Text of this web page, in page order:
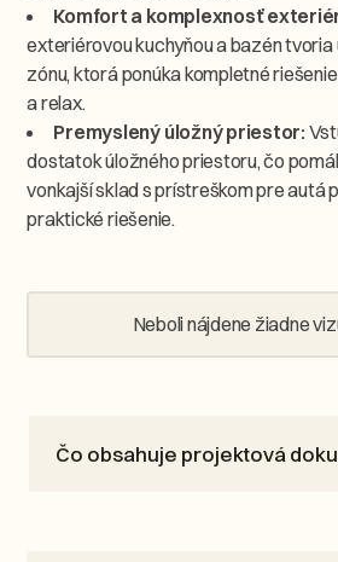
Komfort a komplexnosť
exteriérovou kuchyňou a bazén
zónu, ktorá ponúka kompletné
a relax.
Premyslený úložný priestor:
dostatok úložného priestoru, čo
vonkajší sklad s prístreškom pre autá
praktické riešenie.
Neboli nájdene žiadne
Čo obsahuje projektová